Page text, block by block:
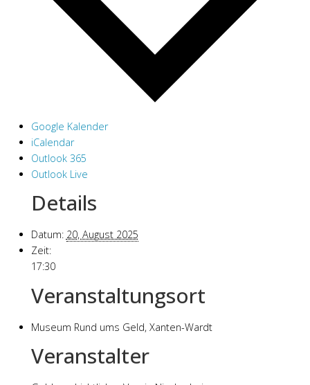
Google Kalender
iCalendar
Outlook 365
Outlook Live
Details
Datum: 20, August 2025
Zeit:
17:30
Veranstaltungsort
Museum Rund ums Geld, Xanten-Wardt
Veranstalter